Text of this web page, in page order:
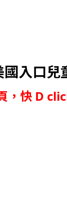
入口兒
，快 D